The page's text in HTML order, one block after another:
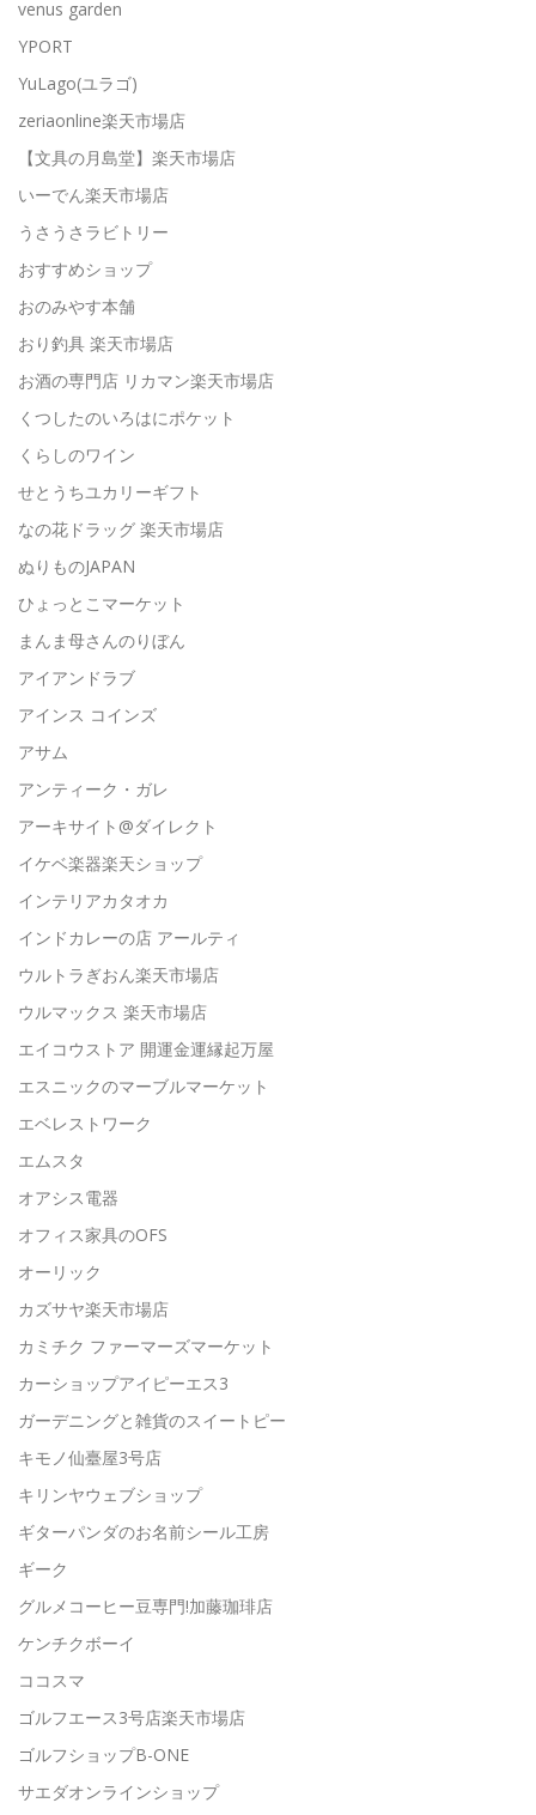
venus garden
YPORT
YuLago(ユラゴ)
zeriaonline楽天市場店
【文具の月島堂】楽天市場店
いーでん楽天市場店
うさうさラビトリー
おすすめショップ
おのみやす本舗
おり釣具 楽天市場店
お酒の専門店 リカマン楽天市場店
くつしたのいろはにポケット
くらしのワイン
せとうちユカリーギフト
なの花ドラッグ 楽天市場店
ぬりものJAPAN
ひょっとこマーケット
まんま母さんのりぼん
アイアンドラブ
アインス コインズ
アサム
アンティーク・ガレ
アーキサイト@ダイレクト
イケベ楽器楽天ショップ
インテリアカタオカ
インドカレーの店 アールティ
ウルトラぎおん楽天市場店
ウルマックス 楽天市場店
エイコウストア 開運金運縁起万屋
エスニックのマーブルマーケット
エベレストワーク
エムスタ
オアシス電器
オフィス家具のOFS
オーリック
カズサヤ楽天市場店
カミチク ファーマーズマーケット
カーショップアイピーエス3
ガーデニングと雑貨のスイートピー
キモノ仙臺屋3号店
キリンヤウェブショップ
ギターパンダのお名前シール工房
ギーク
グルメコーヒー豆専門!加藤珈琲店
ケンチクボーイ
ココスマ
ゴルフエース3号店楽天市場店
ゴルフショップB-ONE
サエダオンラインショップ